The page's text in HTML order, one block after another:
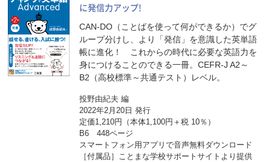
に発信力アップ!
CAN-DO（ことばを使って何ができるか）でグ
ループ分けし、より「発信」を意識した英単語
帳に進化！ これからの時代に必要な英語力を
身につけることのできる一冊。CEFR-J A2～
B2（高校標準～共通テスト）レベル。
投野由紀夫 編
2022年2月20日 発行
定価1,210円（本体1,100円＋税 10％）
B6 448ページ
スマートフォン用アプリで音声無料ダウンロード
［付属品］ことまな学校サポートサイトより提供